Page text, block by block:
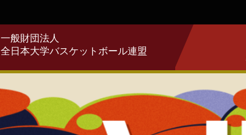
一般財団法人
全日本大学バスケットボール連盟